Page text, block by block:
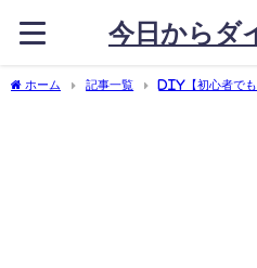
今日からダ
ホーム 記事一覧 DIY【初心者でも